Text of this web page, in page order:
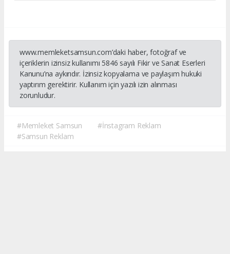
www.memleketsamsun.com’daki haber, fotoğraf ve
içeriklerin izinsiz kullanımı 5846 sayılı Fikir ve Sanat Eserleri
Kanunu’na aykırıdır. İzinsiz kopyalama ve paylaşım hukuki
yaptırım gerektirir. Kullanım için yazılı izin alınması
zorunludur.
#Memleket Samsun
#İnstagram Reklam
#Samsun Reklam